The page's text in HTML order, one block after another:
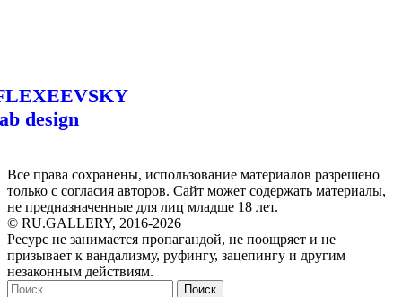
design
Все права сохранены, использование материалов разрешено
только с согласия авторов. Сайт может содержать материалы,
не предназначенные для лиц младше 18 лет.
© RU.GALLERY, 2016-2026
Ресурс не занимается пропагандой, не поощряет и не
призывает к вандализму, руфингу, зацепингу и другим
незаконным действиям.
Поиск